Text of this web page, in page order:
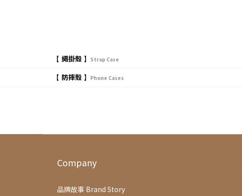
【 繩掛殼 】 Strap Case
【 防摔殼 】 Phone Cases
Company
品牌故事 Brand Story